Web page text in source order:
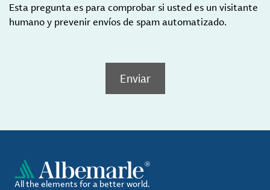
Esta pregunta es para comprobar si usted es un visitante
humano y prevenir envíos de spam automatizado.
Enviar
All the elements for a better world.